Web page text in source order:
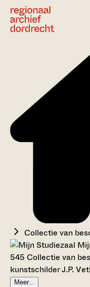
Collectie van
545 Collectie van
kunstschilder J.P.
Meer...